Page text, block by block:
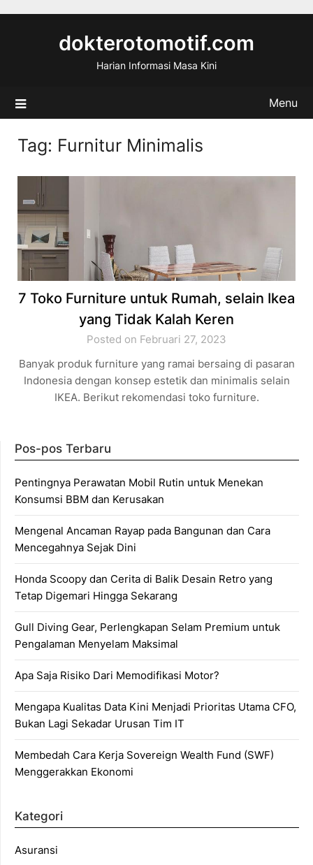
dokterotomotif.com
Harian Informasi Masa Kini
Menu
Tag: Furnitur Minimalis
7 Toko Furniture untuk Rumah, selain Ikea
yang Tidak Kalah Keren
Posted on Februari 27, 2023
Banyak produk furniture yang ramai bersaing di pasaran
Indonesia dengan konsep estetik dan minimalis selain
IKEA. Berikut rekomendasi toko furniture.
Pos-pos Terbaru
Pentingnya Perawatan Mobil Rutin untuk Menekan
Konsumsi BBM dan Kerusakan
Mengenal Ancaman Rayap pada Bangunan dan Cara
Mencegahnya Sejak Dini
Honda Scoopy dan Cerita di Balik Desain Retro yang
Tetap Digemari Hingga Sekarang
Gull Diving Gear, Perlengkapan Selam Premium untuk
Pengalaman Menyelam Maksimal
Apa Saja Risiko Dari Memodifikasi Motor?
Mengapa Kualitas Data Kini Menjadi Prioritas Utama CFO,
Bukan Lagi Sekadar Urusan Tim IT
Membedah Cara Kerja Sovereign Wealth Fund (SWF)
Menggerakkan Ekonomi
Kategori
Asuransi